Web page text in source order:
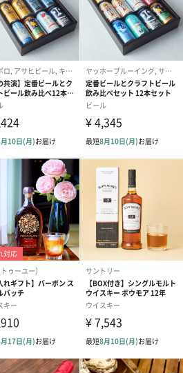
ました。そして、ジョン・デュワー
息子、ジョン・アレクサンダー・デ
より、その名声は不動のものとなり
日も世界中のウイスキー愛好家から愛